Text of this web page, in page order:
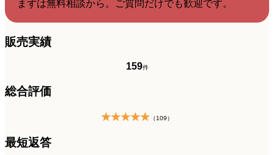
まずは無料相談から。ご質問だけでも歓迎です。
販売実績
159件
総合評価
★★★★★ （109）
最短返答